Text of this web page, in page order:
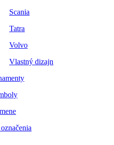
Scania
Tatra
Volvo
Vlastný dizajn